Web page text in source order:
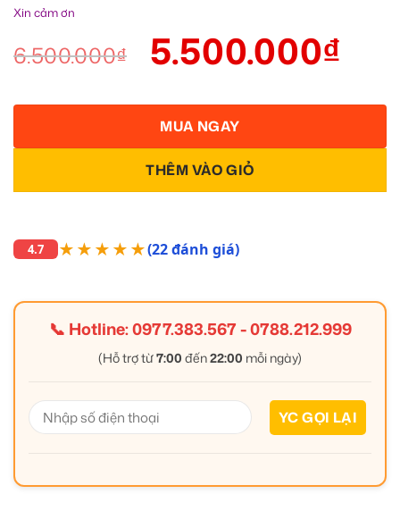
Xin cảm ơn
6.500.000₫ 5.500.000₫
THÊM VÀO GIỎ
MUA NGAY
4.7 ★★★★★(22 đánh giá)
📞 Hotline:0977.383.567-0788.212.999
(Hỗ trợ từ7:00 đến22:00 mỗi ngày)